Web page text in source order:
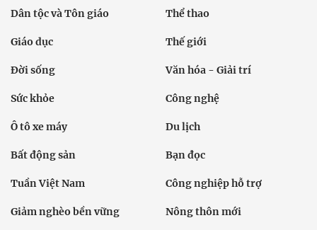
Dân tộc và Tôn giáo Thể thao
Giáo dục Thế giới
Đời sống Văn hóa - Giải trí
Sức khỏe Công nghệ
Ô tô xe máy Du lịch
Bất động sản Bạn đọc
Tuần Việt Nam Công nghiệp hỗ trợ
Giảm nghèo bền vững Nông thôn mới